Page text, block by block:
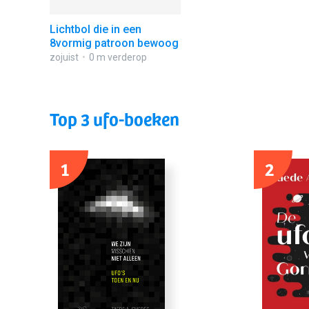
Lichtbol die in een
8vormig patroon bewoog
zojuist 0 m verderop
Top 3 ufo-boeken
1
2